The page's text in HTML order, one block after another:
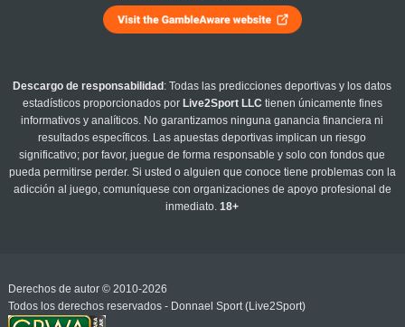
Descargo de responsabilidad : Todas las predicciones deportivas y los datos
estadísticos proporcionados por Live2Sport LLC tienen únicamente fines
informativos y analíticos. No garantizamos ninguna ganancia financiera ni
resultados específicos. Las apuestas deportivas implican un riesgo
significativo; por favor, juegue de forma responsable y solo con fondos que
pueda permitirse perder. Si usted o alguien que conoce tiene problemas con la
adicción al juego, comuníquese con organizaciones de apoyo profesional de
inmediato.18+
Derechos de autor © 2010-2026
Todos los derechos reservados - Donnael Sport (Live2Sport)